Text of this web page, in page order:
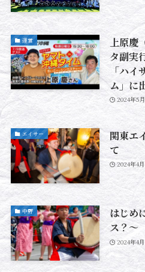
運営
上原慶
タ副実
「ハ
ム」に
2024年5
エイサー
関東エ
て
2024年4
中野
はじめ
ス？～
2024年4